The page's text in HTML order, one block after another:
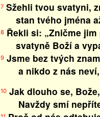
7 Sžehli tvou svatyni,
stan tvého jména
8 Řekli si: „Zničme
svatyně Boží a
9 Jsme bez tvých
a nikdo z nás neví,
10 Jak dlouho se,
Navždy smí